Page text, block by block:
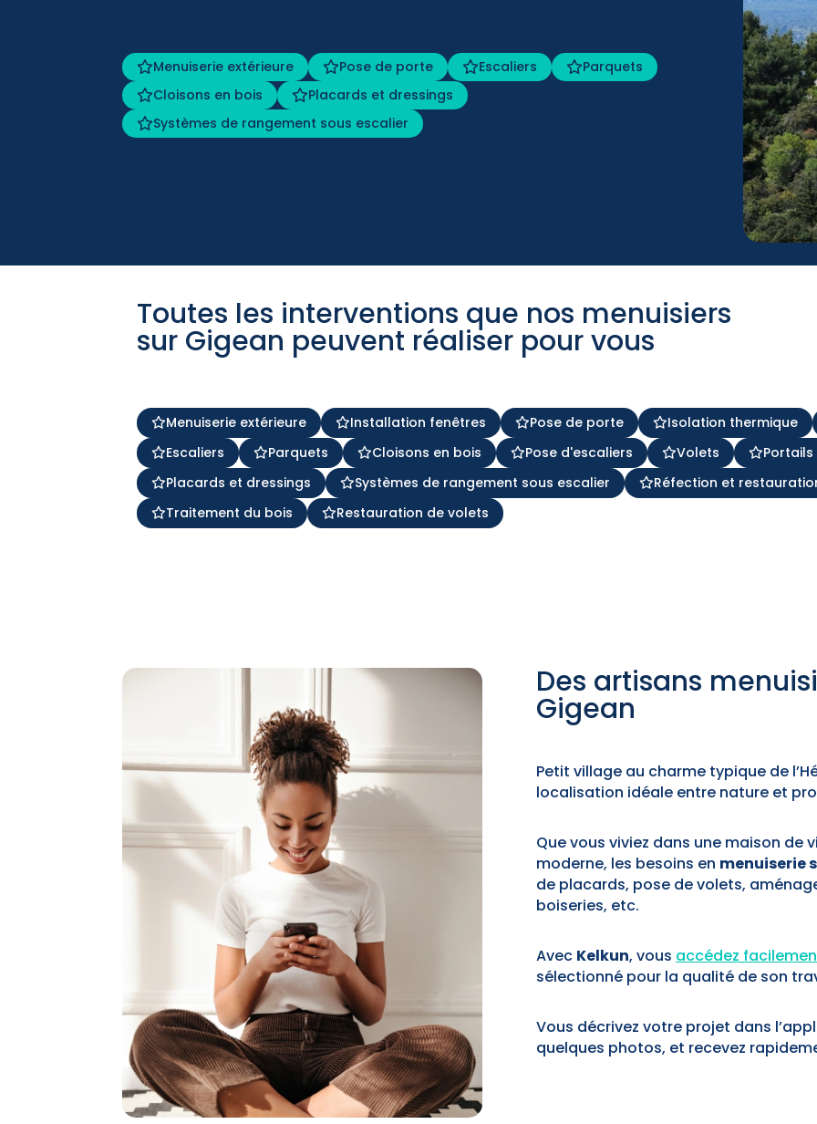
Menuiserie extérieure Pose de porte Escaliers
Parquets
Cloisons en bois
Placards et dressings
Systèmes de rangement sous escalier
Toutes les interventions que nos menuisiers
sur Gigean peuvent réaliser pour vous
Menuiserie extérieure Installation fenêtres Pose de porte
Isolation thermique
Escaliers
Parquets Cloisons en bois Pose d'escaliers Volets
Placards et dressings
Systèmes de rangement sous escalier
Réfection et
Traitement du bois
Restauration de volets
Des artisans
Gigean
Petit village au charme typique de
localisation idéale entre nature et
Que vous viviez dans une maison de
moderne, les besoins en menuiserie
de placards, pose de volets,
boiseries, etc.
Avec Kelkun, vous accédez
sélectionné pour la qualité de son
Vous décrivez votre projet dans
quelques photos, et recevez